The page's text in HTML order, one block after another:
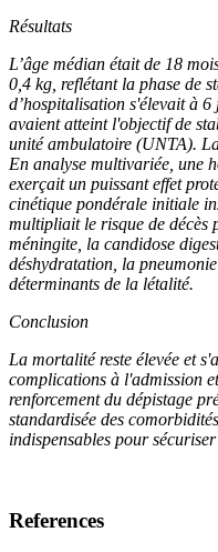
Résultats
L’âge médian était de 18
0,4 kg, reflétant la phase de
d’hospitalisation s'élevait à
avaient atteint l'objectif de
unité ambulatoire (UNTA).
En analyse multivariée, une
exerçait un puissant effet
cinétique pondérale initiale
multipliait le risque de décès
méningite, la candidose
déshydratation, la
déterminants de la létalité.
Conclusion
La mortalité reste élevée et
complications à l'admission
renforcement du dépistage
standardisée des
indispensables pour
References